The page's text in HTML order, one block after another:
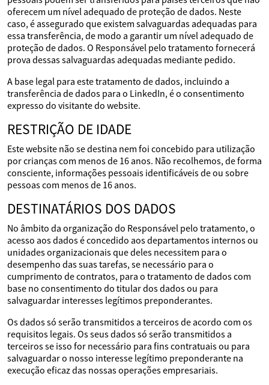
oferecem um nível adequado de proteção de dados. Neste
caso, é assegurado que existem salvaguardas adequadas para
essa transferência, de modo a garantir um nível adequado de
proteção de dados. O Responsável pelo tratamento fornecerá
prova dessas salvaguardas adequadas mediante pedido.
A base legal para este tratamento de dados, incluindo a
transferência de dados para o LinkedIn, é o consentimento
expresso do visitante do website.
RESTRIÇÃO DE IDADE
Este website não se destina nem foi concebido para utilização
por crianças com menos de 16 anos. Não recolhemos, de forma
consciente, informações pessoais identificáveis de ou sobre
pessoas com menos de 16 anos.
DESTINATÁRIOS DOS DADOS
No âmbito da organização do Responsável pelo tratamento, o
acesso aos dados é concedido aos departamentos internos ou
unidades organizacionais que deles necessitem para o
desempenho das suas tarefas, se necessário para o
cumprimento de contratos, para o tratamento de dados com
base no consentimento do titular dos dados ou para
salvaguardar interesses legítimos preponderantes.
Os dados só serão transmitidos a terceiros de acordo com os
requisitos legais. Os seus dados só serão transmitidos a
terceiros se isso for necessário para fins contratuais ou para
salvaguardar o nosso interesse legítimo preponderante na
execução eficaz das nossas operações empresariais.